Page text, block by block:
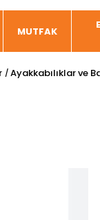
MUTFAK
Ayakkabılıklar ve